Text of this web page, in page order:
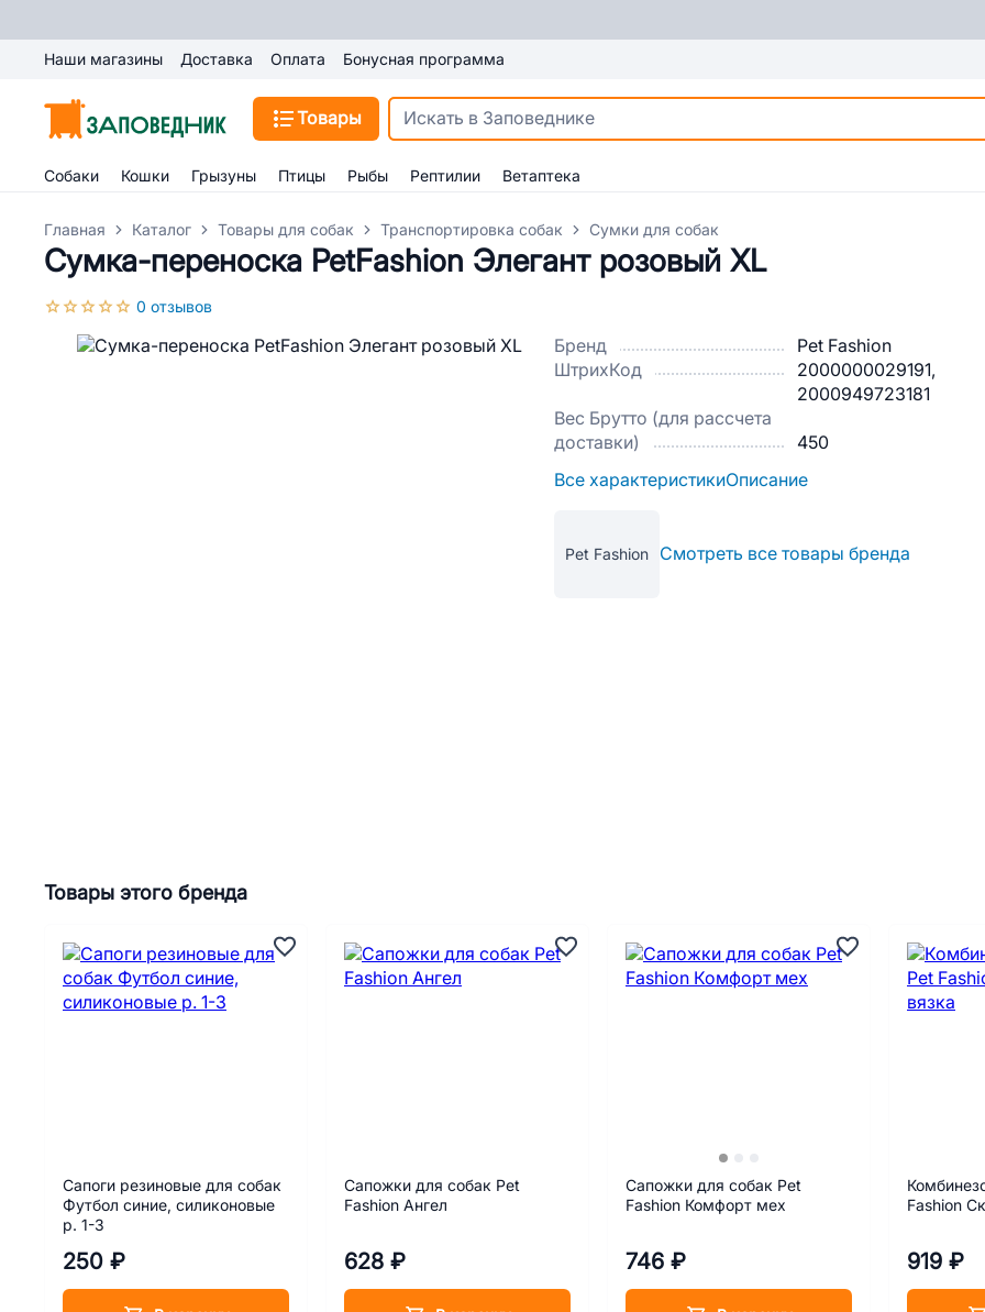
Наши магазины Доставка Оплата Бонусная программа
Товары
Собаки Кошки Грызуны Птицы Рыбы Рептилии Ветаптека
Главная Каталог Товары для собак Транспортировка собак Сумки для собак
Сумка-переноска PetFashion Элегант розовый ХL
0 отзывов
Бренд
Pet Fashion
ШтрихКод
2000000029191,
2000949723181
Вес Брутто (для рассчета
доставки)
450
Все характеристикиОписание
Pet Fashion Смотреть все товары бренда
Товары этого бренда
Сапоги резиновые для собак
Футбол синие, силиконовые
р. 1-3
250 ₽
Сапожки для собак Pet
Fashion Ангел
628 ₽
Сапожки для собак Pet
Fashion Комфорт мех
746 ₽
Fashion
919 ₽